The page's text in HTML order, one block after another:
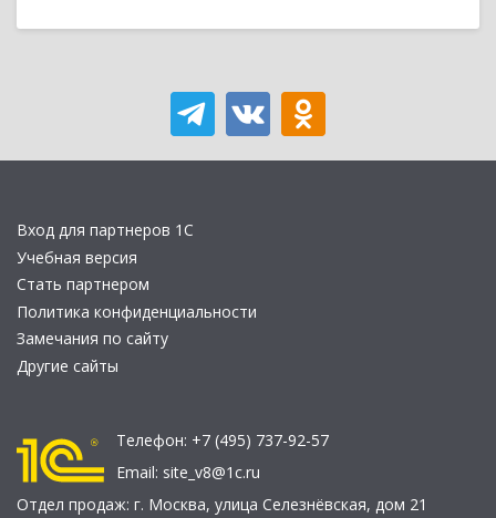
Вход для партнеров 1С
Учебная версия
Стать партнером
Политика конфиденциальности
Замечания по сайту
Другие сайты
Телефон: +7 (495) 737-92-57
Email: site_v8@1c.ru
Отдел продаж: г. Москва, улица Селезнёвская, дом 21